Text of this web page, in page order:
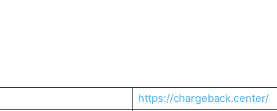
https://chargeback.center/